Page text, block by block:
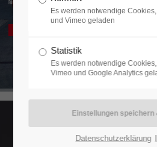
Anmelden
Für Ihre Sicherheit seit 1873
Es werden notwendige
und Vimeo geladen
Statistik
Es werden notwendige
Vimeo und Google Analytics
Datenschutzerklärung